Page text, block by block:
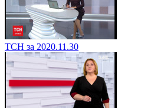
ТСН за 2020.11.30